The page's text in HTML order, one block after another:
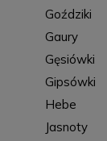
Goździki
Gaury
Gęsiówki
Gipsówki
Hebe
Jasnoty